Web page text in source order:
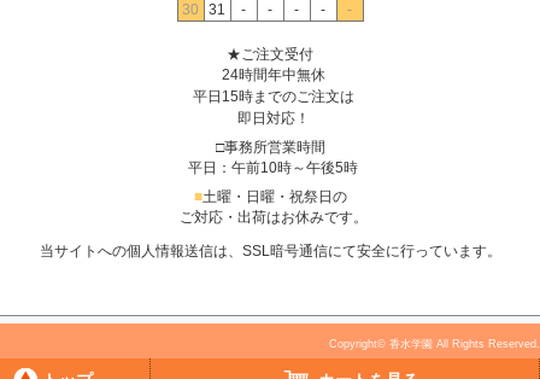
30
31 - - - - -
★ご注文受付
24時間年中無休
平日15時までのご注文は
即日対応！
□事務所営業時間
平日：午前10時～午後5時
■土曜・日曜・祝祭日の
ご対応・出荷はお休みです。
当サイトへの個人情報送信は、SSL暗号通信にて安全に行っています。
Copyright© 香水学園 All Rights Reserved.